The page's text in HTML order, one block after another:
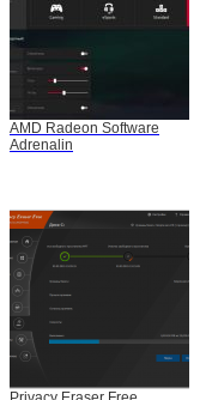
AMD Radeon Software
Adrenalin